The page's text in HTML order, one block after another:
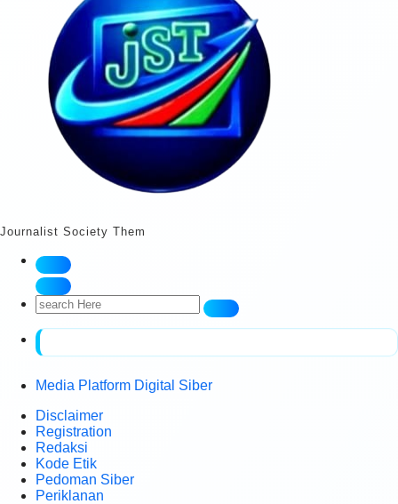
Journalist Society Them
Search
for:
Media Platform Digital Siber
Disclaimer
Registration
Redaksi
Kode Etik
Pedoman Siber
Periklanan